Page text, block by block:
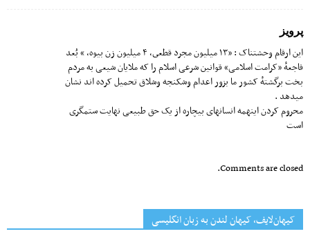
پرویز
این ارقام وحشتناک : «١٣ میلیون مجرد قطعى، ۴ میلیون زن بیوه، » بُعد
فاجعهٔ «کرامت اسلامی» قوانین شرعی اسلام را که ملایان شیعی به مردم
بخت برگشتهٔ کشور ما بزور اعدام وشکنجه وشلاق تحمیل کرده اند نشان
میدهد .
محروم کردن اینهمه انسانهای بیچاره از یک حق طبیعی نهایت ستمگری
است
Comments are closed.
کیهان‌لایف، کیهان لندن به زبان انگلیسی